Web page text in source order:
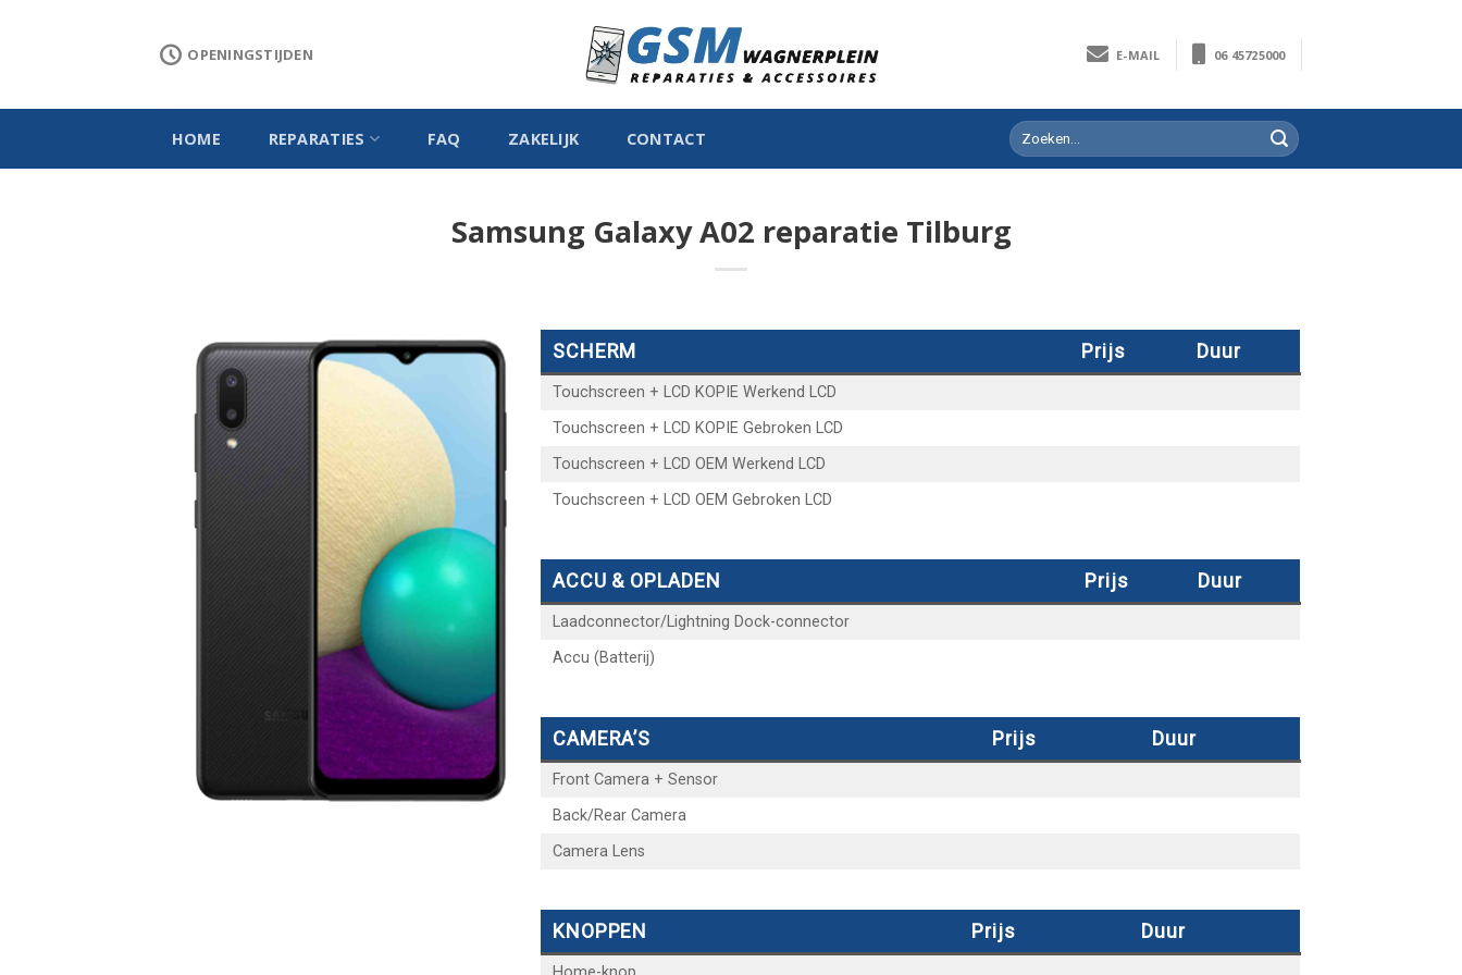
OPENINGSTIJDEN E-MAIL 06 45725000
HOME REPARATIES FAQ ZAKELIJK CONTACT
Samsung Galaxy A02 reparatie Tilburg
SCHERM Prijs Duur
Touchscreen + LCD KOPIE Werkend LCD
Touchscreen + LCD KOPIE Gebroken LCD
Touchscreen + LCD OEM Werkend LCD
Touchscreen + LCD OEM Gebroken LCD
ACCU & OPLADEN Prijs Duur
Laadconnector/Lightning Dock-connector
Accu (Batterij)
CAMERA’S Prijs Duur
Front Camera + Sensor
Back/Rear Camera
Camera Lens
KNOPPEN Prijs Duur